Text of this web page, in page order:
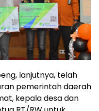
lanjutnya, telah
pemerintah daerah
kepala desa dan